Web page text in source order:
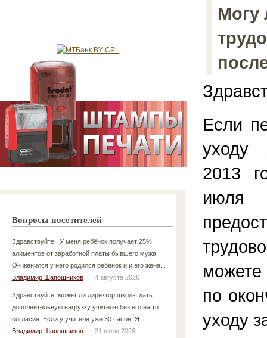
Вопросы посетителей
Здравствуйте . У меня ребёнок получает 25%
алиментов от заработной платы бывшего мужа .
Он женился у него родился ребёнок и и его жена...
Владимир Шапошников
| 4 августа 2026
Здравствуйте, может ли директор школы дать
дополнительную нагрузку учителю без его на то
согласия. Если у учителя уже 30 часов. Я...
Владимир Шапошников
| 31 июля 2026
Могу
Если
уходу
2013
можете
по
уходу